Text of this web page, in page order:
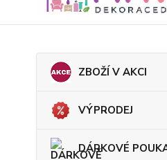
ZBOŽÍ V AKCI
VÝPRODEJ
DÁRKOVÉ